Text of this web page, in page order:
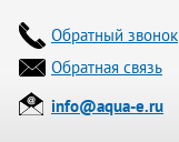
Обратный звонок
Обратная связь
info@aqua-e.ru